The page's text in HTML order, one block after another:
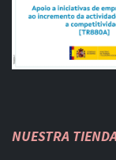
NUESTRA